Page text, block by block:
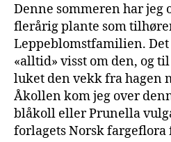
Denne sommeren har jeg
flerårig plante som
Leppeblomstfamilien. Det
«alltid» visst om den, og
luket den vekk fra hagen
Åkollen kom jeg over
blåkoll eller Prunella
forlagets Norsk fargeflora